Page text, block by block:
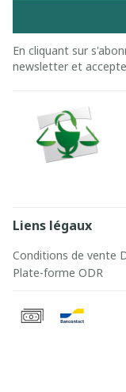
En cliquant sur
newsletter et
Liens légaux
Conditions de vente
Plate-forme ODR